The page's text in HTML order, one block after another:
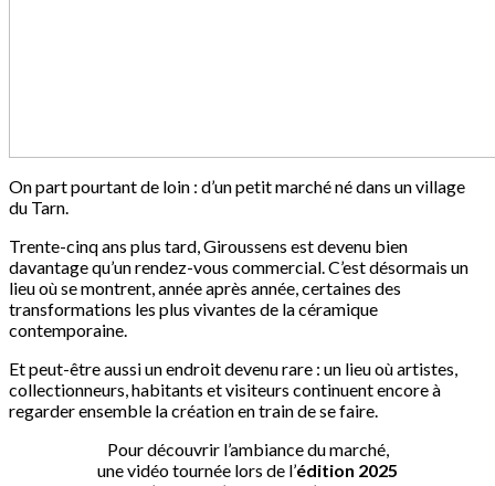
On part pourtant de loin : d’un petit marché né dans un village
du Tarn.
Trente-cinq ans plus tard, Giroussens est devenu bien
davantage qu’un rendez-vous commercial. C’est désormais un
lieu où se montrent, année après année, certaines des
transformations les plus vivantes de la céramique
contemporaine.
Et peut-être aussi un endroit devenu rare : un lieu où artistes,
collectionneurs, habitants et visiteurs continuent encore à
regarder ensemble la création en train de se faire.
Pour découvrir l’ambiance du marché,
une vidéo tournée lors de l’édition 2025